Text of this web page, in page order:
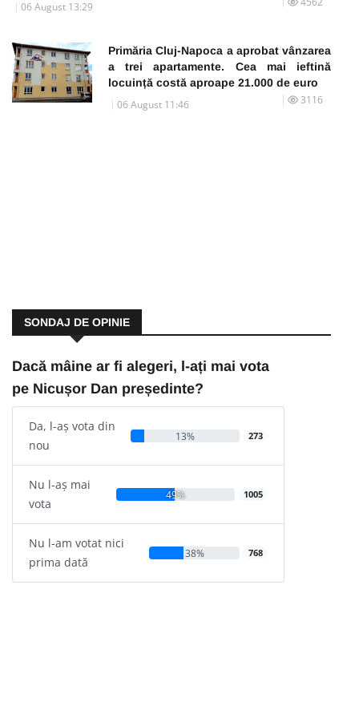
06 August 13:29
Primăria Cluj-Napoca a aprobat vânzarea
a trei apartamente. Cea mai ieftină
locuință costă aproape 21.000 de euro
06 August 11:46 3116
SONDAJ DE OPINIE
Dacă mâine ar fi alegeri, l-ați mai vota
pe Nicușor Dan președinte?
Da, l-aș vota din
nou
13% 273
Nu l-aș mai
vota
49% 1005
Nu l-am votat nici
prima dată
38% 768